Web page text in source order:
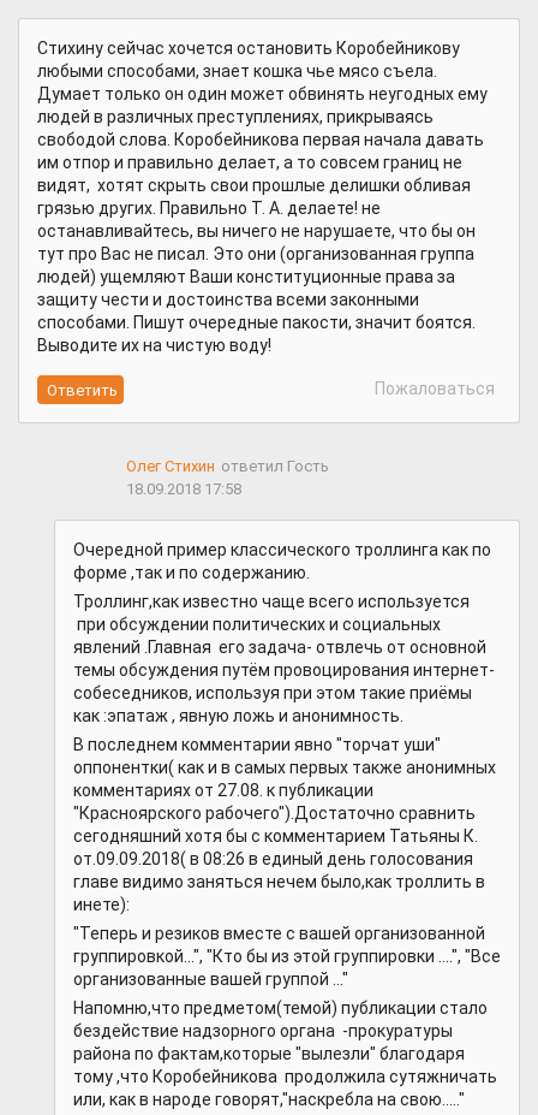
Стихину сейчас хочется остановить Коробейникову
любыми способами, знает кошка чье мясо съела.
Думает только он один может обвинять неугодных ему
людей в различных преступлениях, прикрываясь
свободой слова. Коробейникова первая начала давать
им отпор и правильно делает, а то совсем границ не
видят, хотят скрыть свои прошлые делишки обливая
грязью других. Правильно Т. А. делаете! не
останавливайтесь, вы ничего не нарушаете, что бы он
тут про Вас не писал. Это они (организованная группа
людей) ущемляют Ваши конституционные права за
защиту чести и достоинства всеми законными
способами. Пишут очередные пакости, значит боятся.
Выводите их на чистую воду!
Пожаловаться
Олег Стихин ответил Гость
18.09.2018 17:58
Очередной пример классического троллинга как по
форме ,так и по содержанию.
Троллинг,как известно чаще всего используется
при обсуждении политических и социальных
явлений .Главная его задача- отвлечь от основной
темы обсуждения путём провоцирования интернет-
собеседников, используя при этом такие приёмы
как :эпатаж , явную ложь и анонимность.
В последнем комментарии явно "торчат уши"
оппонентки( как и в самых первых также анонимных
комментариях от 27.08. к публикации
"Красноярского рабочего").Достаточно сравнить
сегодняшний хотя бы с комментарием Татьяны К.
от.09.09.2018( в 08:26 в единый день голосования
главе видимо заняться нечем было,как троллить в
инете):
"Теперь и резиков вместе с вашей организованной
группировкой...", "Кто бы из этой группировки ....", "Все
организованные вашей группой ..."
Напомню,что предметом(темой) публикации стало
бездействие надзорного органа -прокуратуры
района по фактам,которые "вылезли" благодаря
тому ,что Коробейникова продолжила сутяжничать
или, как в народе говорят,"наскребла на свою....."